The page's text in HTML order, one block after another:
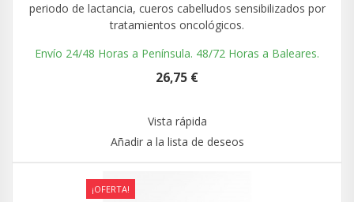
periodo de lactancia, cueros cabelludos sensibilizados por
tratamientos oncológicos.
Envío 24/48 Horas a Península. 48/72 Horas a Baleares.
26,75 €
Vista rápida
Añadir a la lista de deseos
¡OFERTA!